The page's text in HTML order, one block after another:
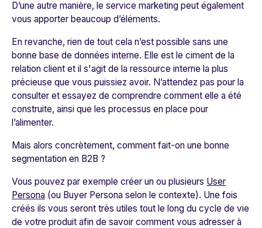
D’une autre manière, le service marketing peut également
vous apporter beaucoup d’éléments.
En revanche, rien de tout cela n’est possible sans une
bonne base de données interne. Elle est le ciment de la
relation client et il s'agit de la ressource interne la plus
précieuse que vous puissiez avoir. N’attendez pas pour la
consulter et essayez de comprendre comment elle a été
construite, ainsi que les processus en place pour
l’alimenter.
Mais alors concrètement, comment fait-on une bonne
segmentation en B2B ?
Vous pouvez par exemple créer un ou plusieurs User
Persona (ou Buyer Persona selon le contexte). Une fois
créés ils vous seront très utiles tout le long du cycle de vie
de votre produit afin de savoir comment vous adresser à